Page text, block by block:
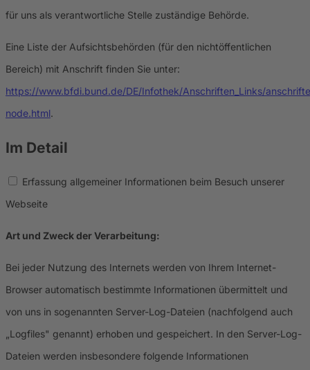
für uns als verantwortliche Stelle zuständige Behörde.
Eine Liste der Aufsichtsbehörden (für den nichtöffentlichen
Bereich) mit Anschrift finden Sie unter:
https://www.bfdi.bund.de/DE/Infothek/Anschriften_Links/
node.html.
Im Detail
Erfassung allgemeiner Informationen beim Besuch unserer
Webseite
Art und Zweck der Verarbeitung:
Bei jeder Nutzung des Internets werden von Ihrem Internet-
Browser automatisch bestimmte Informationen übermittelt und
von uns in sogenannten Server-Log-Dateien (nachfolgend auch
„Logfiles" genannt) erhoben und gespeichert. In den Server-Log-
Dateien werden insbesondere folgende Informationen